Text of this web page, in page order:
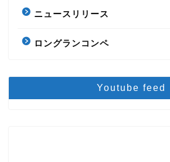
ニュースリリース
ロングランコンペ
Youtube feed